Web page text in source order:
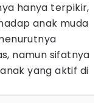
hanya terpikir,
anak muda
namun sifatnya
yang aktif di